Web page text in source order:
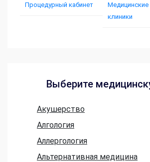
Процедурный кабинет
Медицинские
клиники
Выберите
Акушерство
Алгология
Аллергология
Альтернативная медицина